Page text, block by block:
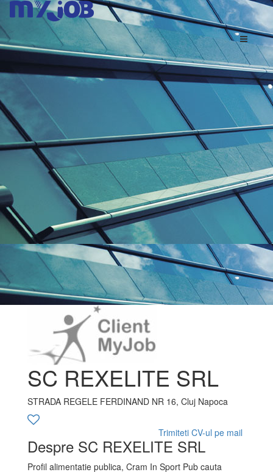
SC REXELITE SRL
STRADA REGELE FERDINAND NR 16, Cluj Napoca
Trimiteti CV-ul pe mail
Despre SC REXELITE SRL
Profil alimentatie publica, Cram In Sport Pub cauta